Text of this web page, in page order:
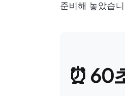
준비해 놓았습
⏰ 60